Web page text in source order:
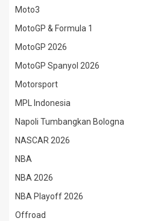
Moto3
MotoGP & Formula 1
MotoGP 2026
MotoGP Spanyol 2026
Motorsport
MPL Indonesia
Napoli Tumbangkan Bologna
NASCAR 2026
NBA
NBA 2026
NBA Playoff 2026
Offroad